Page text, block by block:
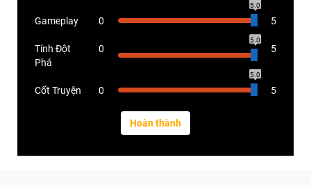
Gameplay 0
5.0
5
Tính Đột
Phá
0
5.0
5
Cốt Truyện 0
5.0
5